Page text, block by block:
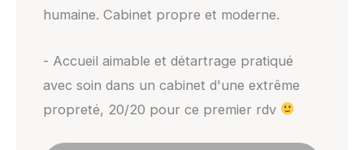
humaine. Cabinet propre et moderne.
- Accueil aimable et détartrage pratiqué
avec soin dans un cabinet d'une extrême
propreté, 20/20 pour ce premier rdv